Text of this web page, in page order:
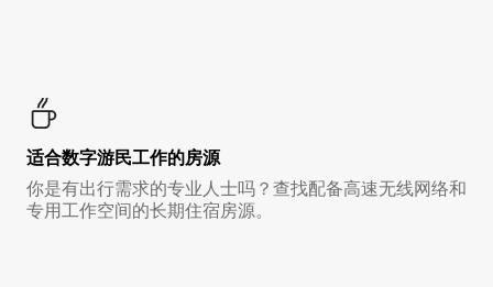
适合数字游民工作的房源
你是有出行需求的专业人士吗？查找配备高速无线网络和
专用工作空间的长期住宿房源。